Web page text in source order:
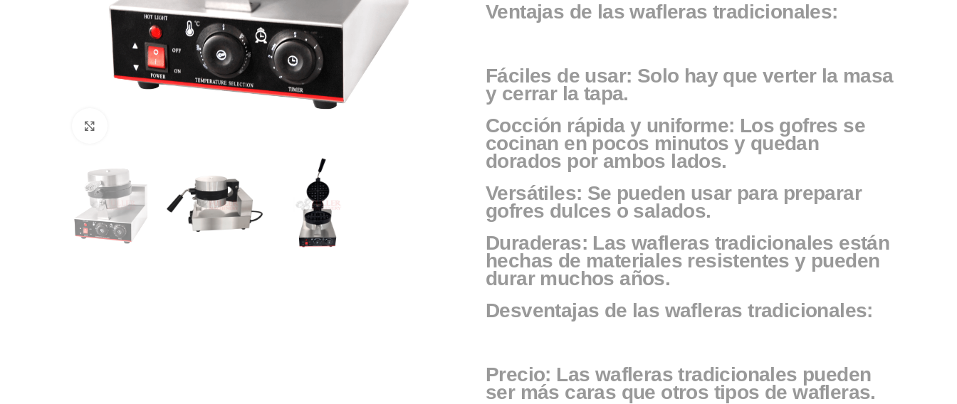
Ventajas de las wafleras tradicionales:
Fáciles de usar: Solo hay que verter la masa
y cerrar la tapa.
Cocción rápida y uniforme: Los gofres se
cocinan en pocos minutos y quedan
dorados por ambos lados.
Versátiles: Se pueden usar para preparar
gofres dulces o salados.
Duraderas: Las wafleras tradicionales están
hechas de materiales resistentes y pueden
durar muchos años.
Desventajas de las wafleras tradicionales:
Precio: Las wafleras tradicionales pueden
ser más caras que otros tipos de wafleras.